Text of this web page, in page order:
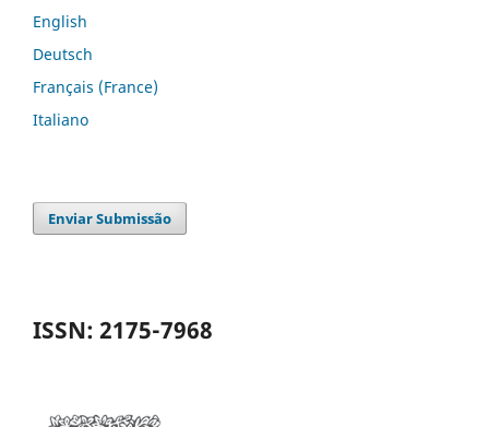
English
Deutsch
Français (France)
Italiano
Enviar Submissão
ISSN: 2175-7968